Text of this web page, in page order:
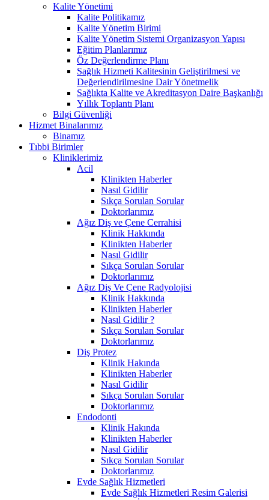
Kalite Yönetimi
Kalite Politikamız
Kalite Yönetim Birimi
Kalite Yönetim Sistemi Organizasyon Yapısı
Eğitim Planlarımız
Öz Değerlendirme Planı
Sağlık Hizmeti Kalitesinin Geliştirilmesi ve
Değerlendirilmesine Dair Yönetmelik
Sağlıkta Kalite ve Akreditasyon Daire Başkanlığı
Yıllık Toplantı Planı
Bilgi Güvenliği
Hizmet Binalarımız
Binamız
Tıbbi Birimler
Kliniklerimiz
Acil
Klinikten Haberler
Nasıl Gidilir
Sıkça Sorulan Sorular
Doktorlarımız
Ağız Diş ve Çene Cerrahisi
Klinik Hakkında
Klinikten Haberler
Nasıl Gidilir
Sıkça Sorulan Sorular
Doktorlarımız
Ağız Diş Ve Çene Radyolojisi
Klinik Hakkında
Klinikten Haberler
Nasıl Gidilir ?
Sıkça Sorulan Sorular
Doktorlarımız
Diş Protez
Klinik Hakında
Klinikten Haberler
Nasıl Gidilir
Sıkça Sorulan Sorular
Doktorlarımız
Endodonti
Klinik Hakında
Klinikten Haberler
Nasıl Gidilir
Sıkça Sorulan Sorular
Doktorlarımız
Evde Sağlık Hizmetleri
Evde Sağlık Hizmetleri Resim Galerisi